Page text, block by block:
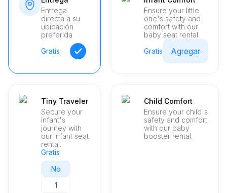
Entrega
directa a su
ubicación
preferida
Gratis
Ensure your little
one's safety and
comfort with our
baby seat rental
Gratis
Agregar
Tiny Traveler
Secure your
infant's
journey with
our infant seat
rental.
Gratis
No
1
Child Comfort
Ensure your child's
safety and comfort
with our baby
booster rental.